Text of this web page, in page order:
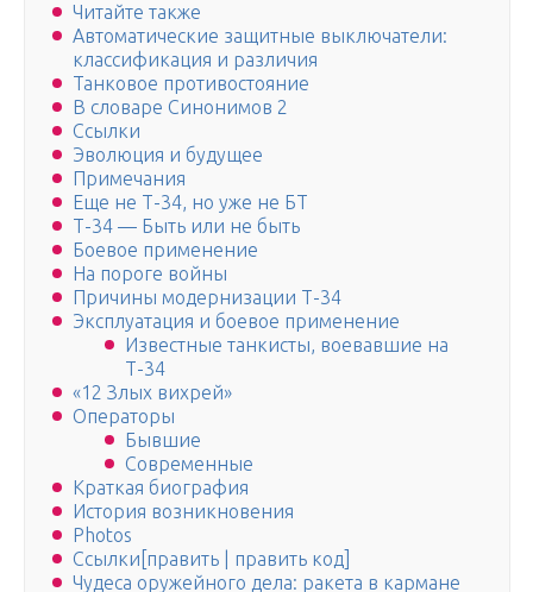
Читайте также
Автоматические защитные выключатели:
классификация и различия
Танковое противостояние
В словаре Синонимов 2
Ссылки
Эволюция и будущее
Примечания
Еще не Т-34, но уже не БТ
Т-34 — Быть или не быть
Боевое применение
На пороге войны
Причины модернизации Т-34
Эксплуатация и боевое применение
Известные танкисты, воевавшие на
Т-34
«12 Злых вихрей»
Операторы
Бывшие
Современные
Краткая биография
История возникновения
Photos
Ссылки[править | править код]
Чудеса оружейного дела: ракета в кармане